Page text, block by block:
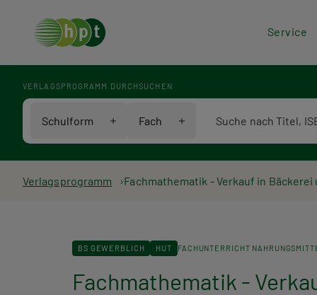
Service
VERLAGSPROGRAMM DURCHSUCHEN
Schulform Fach
Pfadnavigation
Verlagsprogramm Fachmathematik - Verkauf in
BS GEWERBLICH HUT FACHUNTERRICHT
Fachmathematik -